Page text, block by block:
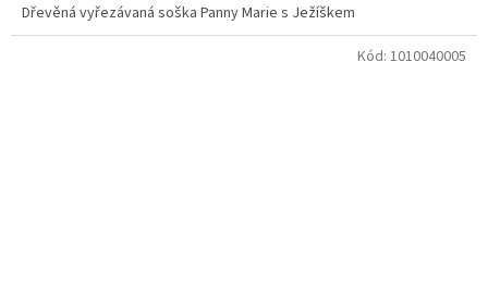
z
5
Dřevěná vyřezávaná soška Panny Marie s Ježíškem
Kód: 1010040005